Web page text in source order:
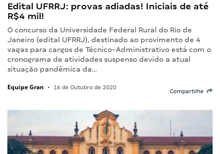
Edital UFRRJ: provas adiadas! Iniciais de até
R$4 mil!
O concurso da Universidade Federal Rural do Rio de
Janeiro (edital UFRRJ), destinado ao provimento de 4
vagas para cargos de Técnico-Administrativo está com o
cronograma de atividades suspenso devido a atual
situação pandêmica da…
Equipe Gran • 16 de Outubro de 2020
Compartilhe